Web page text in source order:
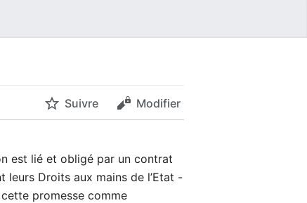
Suivre Modifier
est lié et obligé par un contrat
leurs Droits aux mains de l’Etat -
promesse comme